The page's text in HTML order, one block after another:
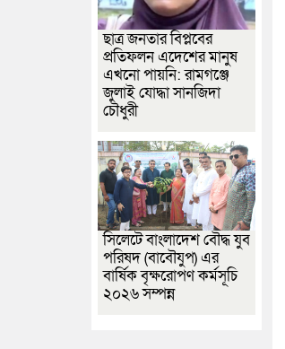
ছাত্র জনতার বিপ্লবের
প্রতিফলন এদেশের মানুষ
এখনো পায়নি: রামগঞ্জে
জুলাই যোদ্ধা সানজিদা
চৌধুরী
সিলেটে বাংলাদেশ বৌদ্ধ যুব
পরিষদ (বাবৌযুপ) এর
বার্ষিক বৃক্ষরোপণ কর্মসূচি
২০২৬ সম্পন্ন